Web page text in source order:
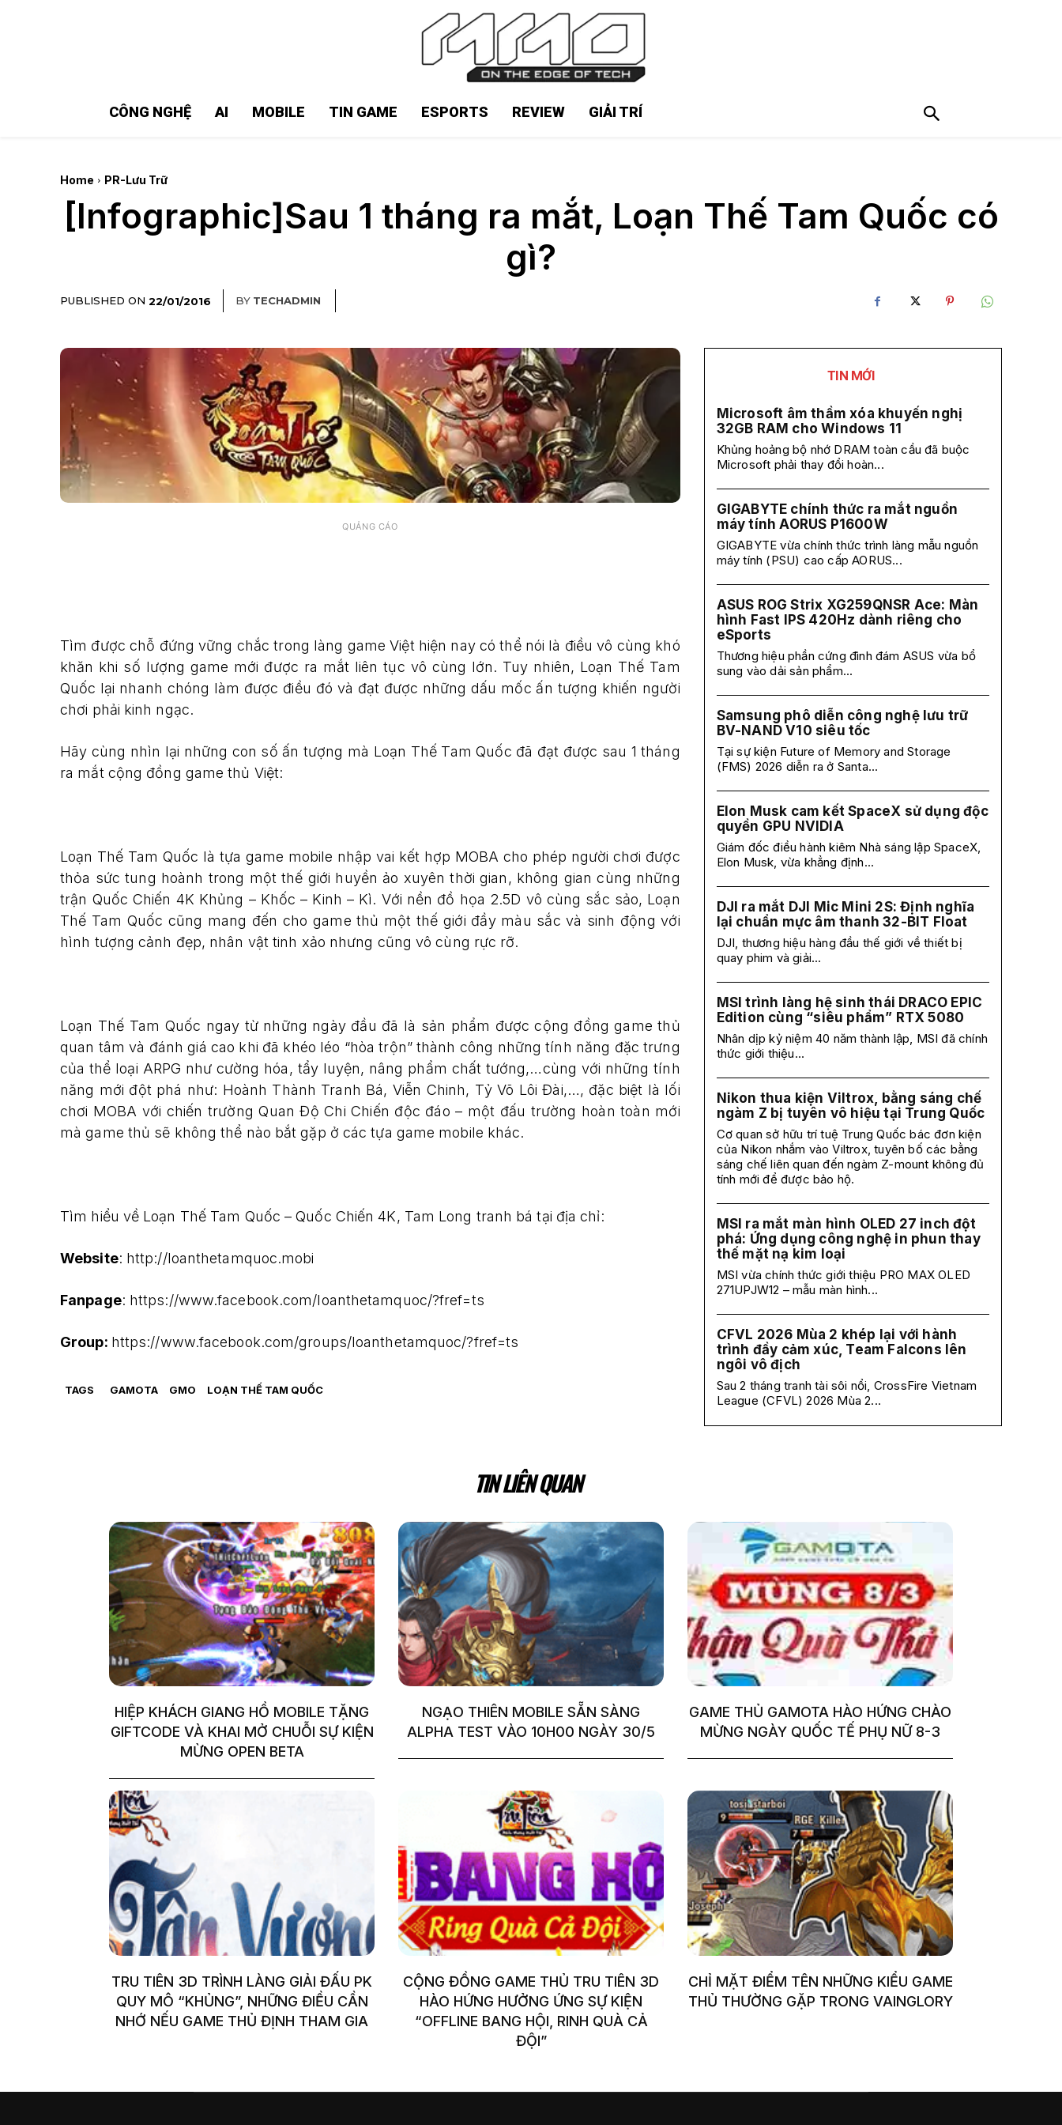
CÔNG NGHỆ AI MOBILE TIN GAME ESPORTS REVIEW GIẢI TRÍ
Home PR-Lưu Trữ
[Infographic]Sau 1 tháng ra mắt, Loạn Thế Tam Quốc có
gì?
PUBLISHED ON 22/01/2016 BY TECHADMIN
QUẢNG CÁO
Tìm được chỗ đứng vững chắc trong làng game Việt hiện nay có thể nói là điều vô cùng khó
khăn khi số lượng game mới được ra mắt liên tục vô cùng lớn. Tuy nhiên, Loạn Thế Tam
Quốc lại nhanh chóng làm được điều đó và đạt được những dấu mốc ấn tượng khiến người
chơi phải kinh ngạc.
Hãy cùng nhìn lại những con số ấn tượng mà Loạn Thế Tam Quốc đã đạt được sau 1 tháng
ra mắt cộng đồng game thủ Việt:
Loạn Thế Tam Quốc là tựa game mobile nhập vai kết hợp MOBA cho phép người chơi được
thỏa sức tung hoành trong một thế giới huyền ảo xuyên thời gian, không gian cùng những
trận Quốc Chiến 4K Khủng – Khốc – Kinh – Kì. Với nền đồ họa 2.5D vô cùng sắc sảo, Loạn
Thế Tam Quốc cũng mang đến cho game thủ một thế giới đầy màu sắc và sinh động với
hình tượng cảnh đẹp, nhân vật tinh xảo nhưng cũng vô cùng rực rỡ.
Loạn Thế Tam Quốc ngay từ những ngày đầu đã là sản phẩm được cộng đồng game thủ
quan tâm và đánh giá cao khi đã khéo léo “hòa trộn” thành công những tính năng đặc trưng
của thể loại ARPG như cường hóa, tẩy luyện, nâng phẩm chất tướng,…cùng với những tính
năng mới đột phá như: Hoành Thành Tranh Bá, Viễn Chinh, Tỷ Võ Lôi Đài,…, đặc biệt là lối
chơi MOBA với chiến trường Quan Độ Chi Chiến độc đáo – một đấu trường hoàn toàn mới
mà game thủ sẽ không thể nào bắt gặp ở các tựa game mobile khác.
Tìm hiểu về Loạn Thế Tam Quốc – Quốc Chiến 4K, Tam Long tranh bá tại địa chỉ:
Website: http://loanthetamquoc.mobi
Fanpage: https://www.facebook.com/loanthetamquoc/?fref=ts
Group: https://www.facebook.com/groups/loanthetamquoc/?fref=ts
TAGS GAMOTA GMO LOẠN THẾ TAM QUỐC
TIN MỚI
Microsoft âm thầm xóa khuyến nghị
32GB RAM cho Windows 11
Khủng hoảng bộ nhớ DRAM toàn cầu đã buộc
Microsoft phải thay đổi hoàn...
GIGABYTE chính thức ra mắt nguồn
máy tính AORUS P1600W
GIGABYTE vừa chính thức trình làng mẫu nguồn
máy tính (PSU) cao cấp AORUS...
ASUS ROG Strix XG259QNSR Ace: Màn
hình Fast IPS 420Hz dành riêng cho
eSports
Thương hiệu phần cứng đình đám ASUS vừa bổ
sung vào dải sản phẩm...
Samsung phô diễn công nghệ lưu trữ
BV-NAND V10 siêu tốc
Tại sự kiện Future of Memory and Storage
(FMS) 2026 diễn ra ở Santa...
Elon Musk cam kết SpaceX sử dụng độc
quyền GPU NVIDIA
Giám đốc điều hành kiêm Nhà sáng lập SpaceX,
Elon Musk, vừa khẳng định...
DJI ra mắt DJI Mic Mini 2S: Định nghĩa
lại chuẩn mực âm thanh 32-BIT Float
DJI, thương hiệu hàng đầu thế giới về thiết bị
quay phim và giải...
MSI trình làng hệ sinh thái DRACO EPIC
Edition cùng “siêu phẩm” RTX 5080
Nhân dịp kỷ niệm 40 năm thành lập, MSI đã chính
thức giới thiệu...
Nikon thua kiện Viltrox, bằng sáng chế
ngàm Z bị tuyên vô hiệu tại Trung Quốc
Cơ quan sở hữu trí tuệ Trung Quốc bác đơn kiện
của Nikon nhắm vào Viltrox, tuyên bố các bằng
sáng chế liên quan đến ngàm Z-mount không đủ
tính mới để được bảo hộ.
MSI ra mắt màn hình OLED 27 inch đột
phá: Ứng dụng công nghệ in phun thay
thế mặt nạ kim loại
MSI vừa chính thức giới thiệu PRO MAX OLED
271UPJW12 – mẫu màn hình...
CFVL 2026 Mùa 2 khép lại với hành
trình đầy cảm xúc, Team Falcons lên
ngôi vô địch
Sau 2 tháng tranh tài sôi nổi, CrossFire Vietnam
League (CFVL) 2026 Mùa 2...
TIN LIÊN QUAN
HIỆP KHÁCH GIANG HỒ MOBILE TẶNG
GIFTCODE VÀ KHAI MỞ CHUỖI SỰ KIỆN
MỪNG OPEN BETA
NGẠO THIÊN MOBILE SẴN SÀNG
ALPHA TEST VÀO 10H00 NGÀY 30/5
GAME THỦ GAMOTA HÀO HỨNG CHÀO
MỪNG NGÀY QUỐC TẾ PHỤ NỮ 8-3
TRU TIÊN 3D TRÌNH LÀNG GIẢI ĐẤU PK
QUY MÔ “KHỦNG”, NHỮNG ĐIỀU CẦN
NHỚ NẾU GAME THỦ ĐỊNH THAM GIA
CỘNG ĐỒNG GAME THỦ TRU TIÊN 3D
HÀO HỨNG HƯỞNG ỨNG SỰ KIỆN
“OFFLINE BANG HỘI, RINH QUÀ CẢ
ĐỘI”
CHỈ MẶT ĐIỂM TÊN NHỮNG KIỂU GAME
THỦ THƯỜNG GẶP TRONG VAINGLORY